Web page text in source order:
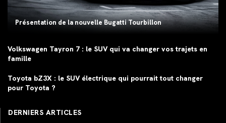
Présentation de la nouvelle Bugatti Tourbillon
Volkswagen Tayron 7 : le SUV qui va changer vos trajets en
famille
Toyota bZ3X : le SUV électrique qui pourrait tout changer
pour Toyota ?
DERNIERS ARTICLES